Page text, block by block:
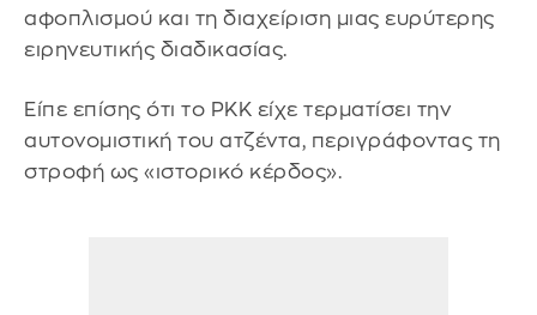
αφοπλισμού και τη διαχείριση μιας ευρύτερης
ειρηνευτικής διαδικασίας.
Είπε επίσης ότι το PKK είχε τερματίσει την
αυτονομιστική του ατζέντα, περιγράφοντας τη
στροφή ως «ιστορικό κέρδος».